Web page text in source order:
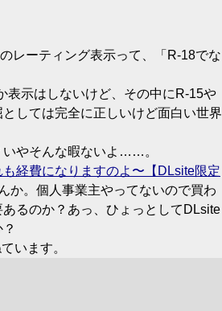
のレーティング表示って、「R-18でな
表示はしないけど、その中にR-15や
しては完全に正しいけど面白い世界
いやそんな暇ないよ……。
経費になりますのよ〜【DLsite限定
か。個人事業主やってないので買わ
るのか？あっ、ひょっとしてDLsite
います。